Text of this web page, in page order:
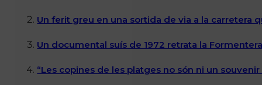
Un ferit greu en una sortida de via a la carretera
Un documental suís de 1972 retrata la
“Les copines de les platges no són ni un